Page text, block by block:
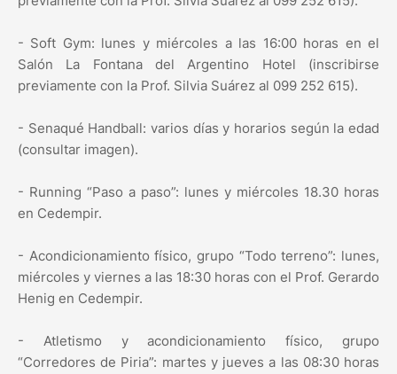
- Soft Gym: lunes y miércoles a las 16:00 horas en el
Salón La Fontana del Argentino Hotel (inscribirse
previamente con la Prof. Silvia Suárez al 099 252 615).
- Senaqué Handball: varios días y horarios según la edad
(consultar imagen).
- Running “Paso a paso”: lunes y miércoles 18.30 horas
en Cedempir.
- Acondicionamiento físico, grupo “Todo terreno”: lunes,
miércoles y viernes a las 18:30 horas con el Prof. Gerardo
Henig en Cedempir.
- Atletismo y acondicionamiento físico, grupo
“Corredores de Piria”: martes y jueves a las 08:30 horas